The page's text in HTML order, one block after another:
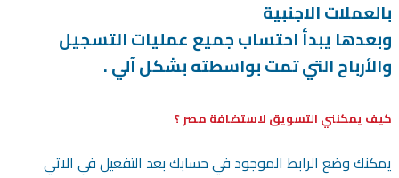
بالعملات الاجنبية
وبعدها يبدأ احتساب جميع عمليات التسجيل
والأرباح التي تمت بواسطته بشكل آلي .
كيف يمكنني التسويق لاستضافة مصر ؟
يمكنك وضع الرابط الموجود في حسابك بعد التفعيل في الاتي